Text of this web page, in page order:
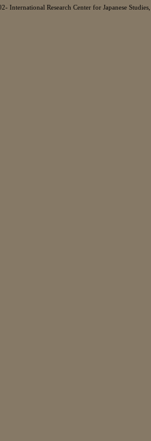
International Research Center for Japanese